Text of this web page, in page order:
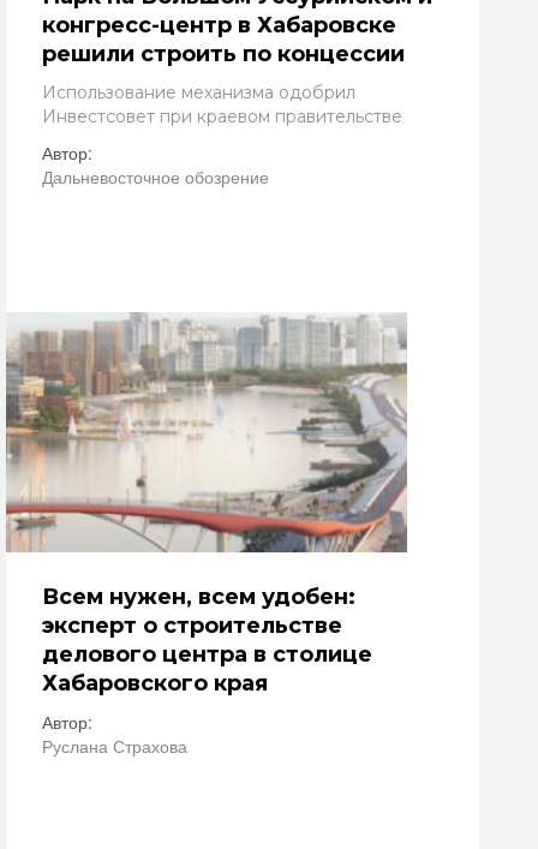
конгресс-центр в Хабаровске
решили строить по концессии
Использование механизма одобрил
Инвестсовет при краевом правительстве
Автор:
Дальневосточное обозрение
Всем нужен, всем удобен:
эксперт о строительстве
делового центра в столице
Хабаровского края
Автор:
Руслана Страхова